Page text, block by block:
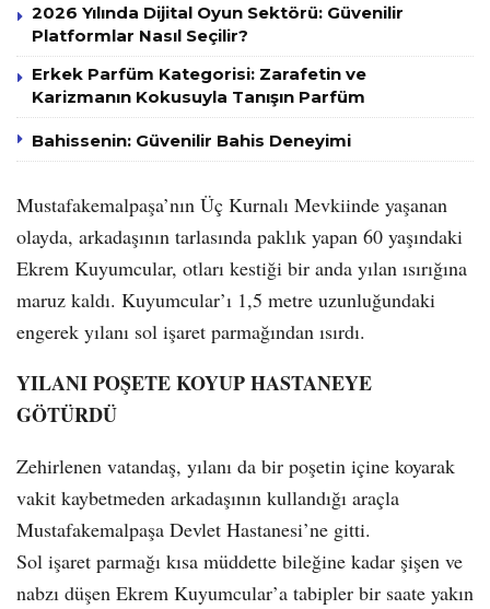
2026 Yılında Dijital Oyun Sektörü: Güvenilir
Platformlar Nasıl Seçilir?
Erkek Parfüm Kategorisi: Zarafetin ve
Karizmanın Kokusuyla Tanışın Parfüm
Bahissenin: Güvenilir Bahis Deneyimi
Mustafakemalpaşa’nın Üç Kurnalı Mevkiinde yaşanan
olayda, arkadaşının tarlasında paklık yapan 60 yaşındaki
Ekrem Kuyumcular, otları kestiği bir anda yılan ısırığına
maruz kaldı. Kuyumcular’ı 1,5 metre uzunluğundaki
engerek yılanı sol işaret parmağından ısırdı.
YILANI POŞETE KOYUP HASTANEYE
GÖTÜRDÜ
Zehirlenen vatandaş, yılanı da bir poşetin içine koyarak
vakit kaybetmeden arkadaşının kullandığı araçla
Mustafakemalpaşa Devlet Hastanesi’ne gitti.
Sol işaret parmağı kısa müddette bileğine kadar şişen ve
nabzı düşen Ekrem Kuyumcular’a tabipler bir saate yakın